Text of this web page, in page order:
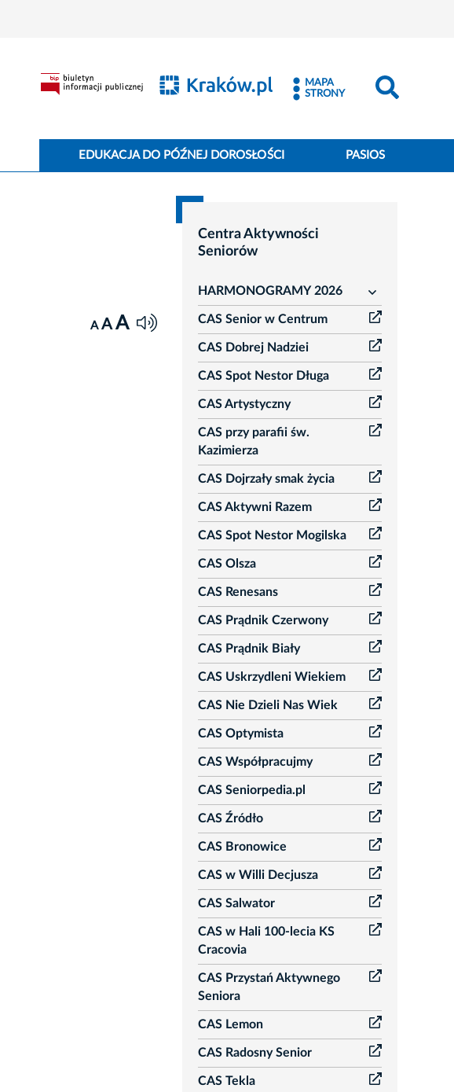
MAPA
STRONY
EDUKACJA DO PÓŹNEJ DOROSŁOŚCI PASIOS
A A A
Centra Aktywności
Seniorów
HARMONOGRAMY 2026
rozwiń
CAS Senior w Centrum
CAS Dobrej Nadziei
CAS Spot Nestor Długa
CAS Artystyczny
CAS przy parafii św.
Kazimierza
CAS Dojrzały smak życia
CAS Aktywni Razem
CAS Spot Nestor Mogilska
CAS Olsza
CAS Renesans
CAS Prądnik Czerwony
CAS Prądnik Biały
CAS Uskrzydleni Wiekiem
CAS Nie Dzieli Nas Wiek
CAS Optymista
CAS Współpracujmy
CAS Seniorpedia.pl
CAS Źródło
CAS Bronowice
CAS w Willi Decjusza
CAS Salwator
CAS w Hali 100-lecia KS
Cracovia
CAS Przystań Aktywnego
Seniora
CAS Lemon
CAS Radosny Senior
CAS Tekla